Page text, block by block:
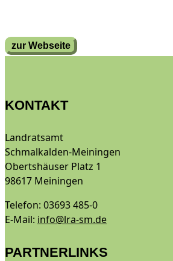
zur Webseite
KONTAKT
Landratsamt
Schmalkalden-Meiningen
Obertshäuser Platz 1
98617 Meiningen
Telefon: 03693 485-0
E-Mail: info@lra-sm.de
PARTNERLINKS